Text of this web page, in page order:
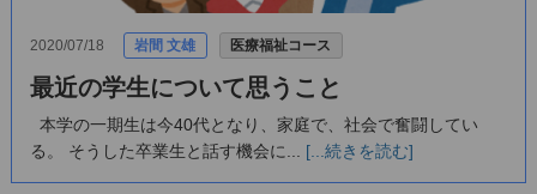
2020/07/18 岩間 文雄 医療福祉コース
最近の学生について思うこと
本学の一期生は今40代となり、家庭で、社会で奮闘してい
る。 そうした卒業生と話す機会に... [...続きを読む]